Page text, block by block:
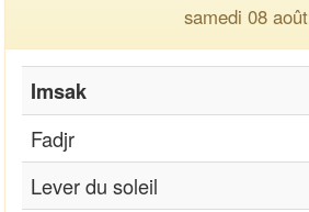
samedi 08 août
Imsak
Fadjr
Lever du soleil